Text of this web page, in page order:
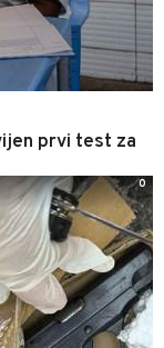
prvi test za
0